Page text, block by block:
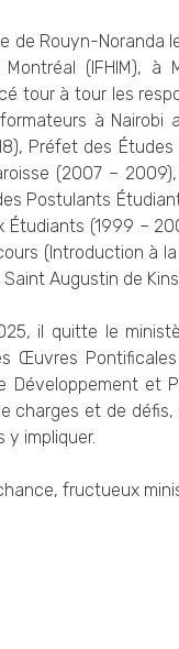
de Rouyn-Noranda
Montréal (IFHIM),
tour à tour les
à Nairobi
Préfet des
(2007 –
Postulants
Étudiants (1999 –
(Introduction à
Saint Augustin de
il quitte le
Œuvres
Développement et
charges et de
y impliquer.
fructueux